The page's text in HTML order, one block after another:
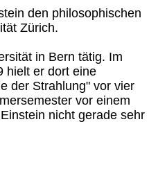
den philosophischen
Zürich.
in Bern tätig. Im
hielt er dort eine
der Strahlung" vor vier
vor einem
nicht gerade sehr